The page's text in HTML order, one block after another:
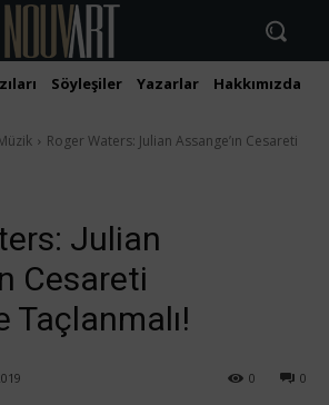
Söyleşiler Yazarlar Hakkımızda
Roger Waters: Julian Assange’ın Cesareti
Julian
Cesareti
Taçlanmalı!
0
0